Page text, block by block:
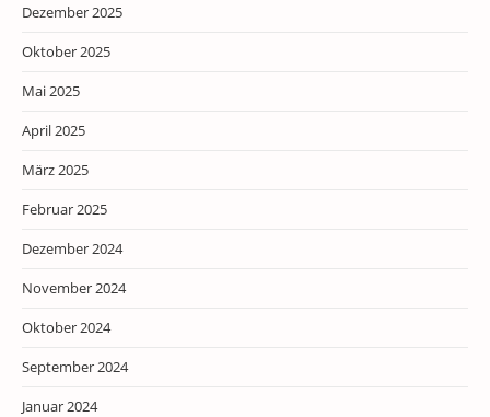
Dezember 2025
Oktober 2025
Mai 2025
April 2025
März 2025
Februar 2025
Dezember 2024
November 2024
Oktober 2024
September 2024
Januar 2024